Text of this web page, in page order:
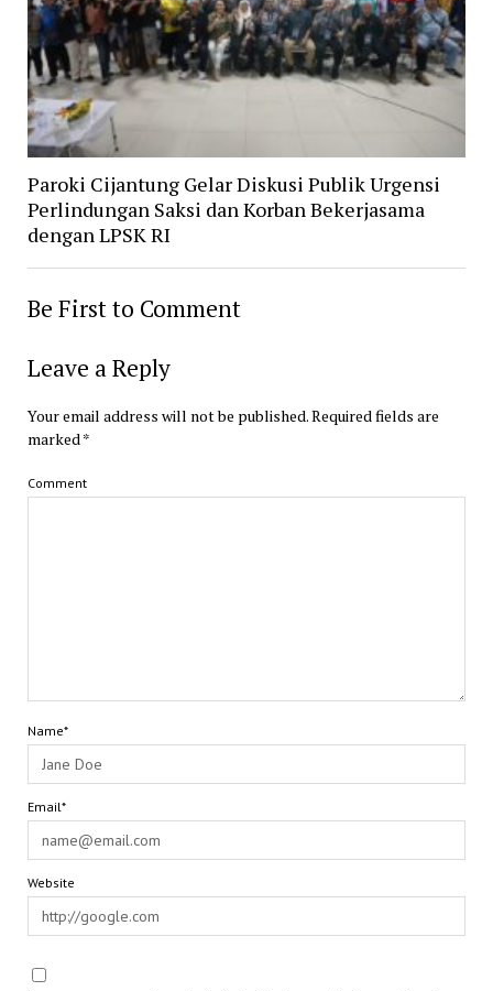
Paroki Cijantung Gelar Diskusi Publik Urgensi
Perlindungan Saksi dan Korban Bekerjasama
dengan LPSK RI
Be First to Comment
Leave a Reply
Your email address will not be published.Required fields are
marked*
Comment
Name*
Email*
Website